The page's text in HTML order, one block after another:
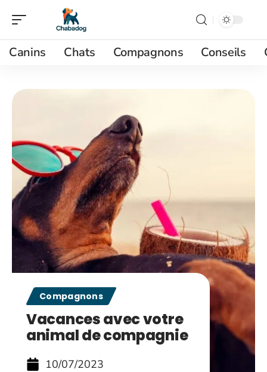
Canins Chats Compagnons Conseils
Compagnons
Vacances avec votre
animal de compagnie
10/07/2023